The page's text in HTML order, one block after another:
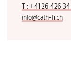
T : +41 26 426 34
info@cath-fr.ch